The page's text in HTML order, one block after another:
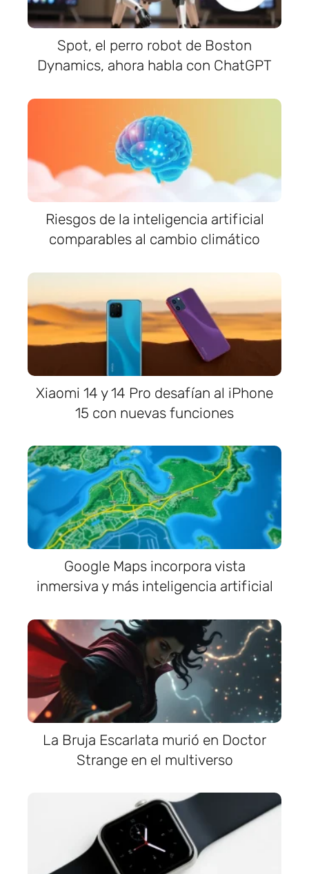
Spot, el perro robot de Boston
Dynamics, ahora habla con ChatGPT
Riesgos de la inteligencia artificial
comparables al cambio climático
Xiaomi 14 y 14 Pro desafían al iPhone
15 con nuevas funciones
Google Maps incorpora vista
inmersiva y más inteligencia artificial
La Bruja Escarlata murió en Doctor
Strange en el multiverso